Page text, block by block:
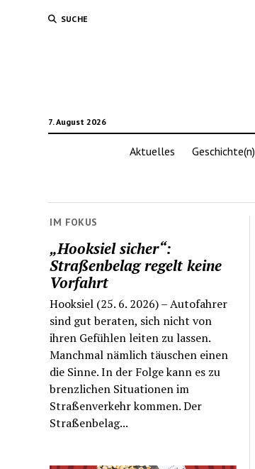
SUCHE
7. August 2026
Aktuelles Geschichte(n)
IM FOKUS
„Hooksiel sicher“:
Straßenbelag regelt keine
Vorfahrt
Hooksiel (25. 6. 2026) – Autofahrer
sind gut beraten, sich nicht von
ihren Gefühlen leiten zu lassen.
Manchmal nämlich täuschen einen
die Sinne. In der Folge kann es zu
brenzlichen Situationen im
Straßenverkehr kommen. Der
Straßenbelag...